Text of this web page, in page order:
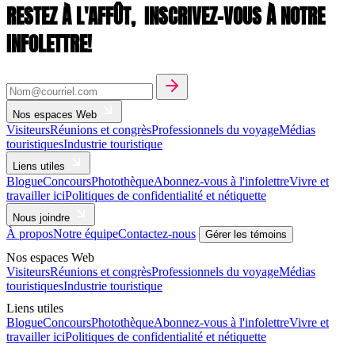
RESTEZ À L'AFFÛT, INSCRIVEZ-VOUS À NOTRE
INFOLETTRE!
Nos espaces Web
VisiteursRéunions et congrèsProfessionnels du voyageMédias
touristiquesIndustrie touristique
Liens utiles
BlogueConcoursPhotothèqueAbonnez-vous à l'infolettreVivre et
travailler iciPolitiques de confidentialité et nétiquette
Nous joindre
À proposNotre équipeContactez-nous Gérer les témoins
Nos espaces Web
VisiteursRéunions et congrèsProfessionnels du voyageMédias
touristiquesIndustrie touristique
Liens utiles
BlogueConcoursPhotothèqueAbonnez-vous à l'infolettreVivre et
travailler iciPolitiques de confidentialité et nétiquette